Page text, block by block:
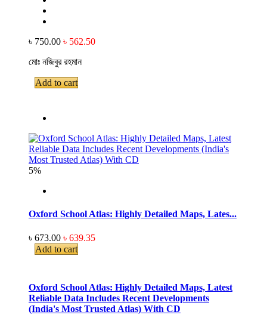
৳ 750.00 ৳ 562.50
মোঃ নজিবুর রহমান
Add to cart
5%
Oxford School Atlas: Highly Detailed Maps, Lates...
৳ 673.00 ৳ 639.35
Add to cart
Oxford School Atlas: Highly Detailed Maps, Latest
Reliable Data Includes Recent Developments
(India's Most Trusted Atlas) With CD